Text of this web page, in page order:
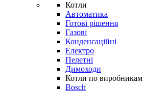
Котли
Автоматика
Готові рішення
Газові
Конденсаційні
Електро
Пелетні
Димоходи
Котли по виробникам
Bosch